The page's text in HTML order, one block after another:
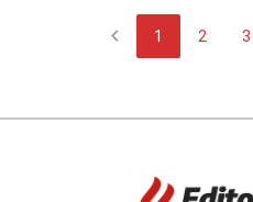
chevron_left 1 2 3